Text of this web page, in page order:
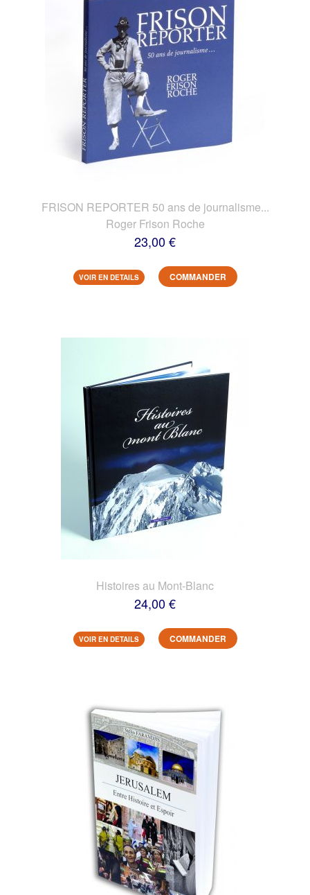
FRISON REPORTER 50 ans de journalisme...
Roger Frison Roche
23,00 €
VOIR EN DETAILS COMMANDER
Histoires au Mont-Blanc
24,00 €
VOIR EN DETAILS COMMANDER